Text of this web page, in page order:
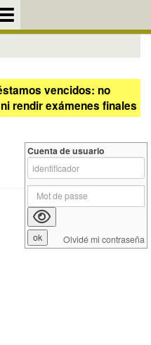
vencidos: no
rendir exámenes finales
Cuenta de usuario
Olvidé mi contraseña